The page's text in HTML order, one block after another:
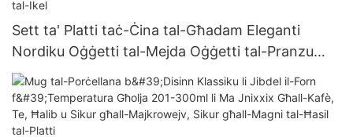
Sett ta' Platti taċ-Ċina tal-Għadam Eleganti
Nordiku Oġġetti tal-Mejda Oġġetti tal-Pranzu
Glaze Lixxa Għal Restaurant Lukanda Bejgħ bl-
Ingrossa Ordni bl-Ingrossa Grad tal-Ikel